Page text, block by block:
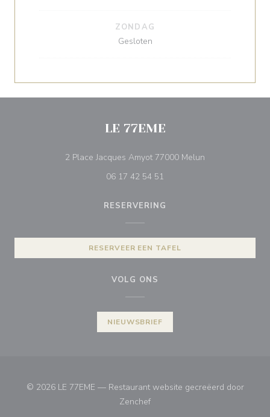
ZONDAG
Gesloten
LE 77EME
2 Place Jacques Amyot 77000 Melun
06 17 42 54 51
RESERVERING
RESERVEER EEN TAFEL
VOLG ONS
NIEUWSBRIEF
© 2026 LE 77EME — Restaurant website gecreëerd door
Zenchef((opent in een nieuw venster))